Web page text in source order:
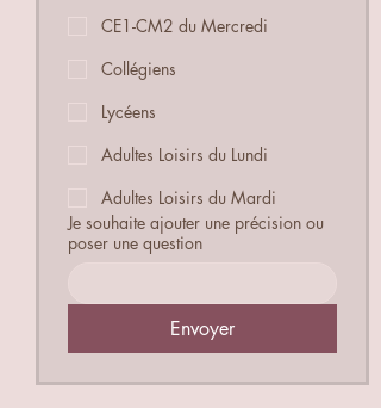
CE1-CM2 du Mercredi
Collégiens
Lycéens
Adultes Loisirs du Lundi
Adultes Loisirs du Mardi
Je souhaite ajouter une précision ou
poser une question
Envoyer